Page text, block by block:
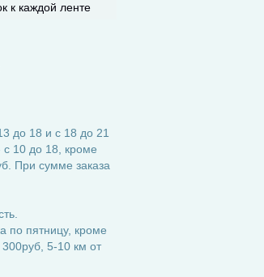
к каждой ленте
до 18 и с 18 до 21
с 10 до 18, кроме
При сумме заказа
по пятницу, кроме
5-10 км от